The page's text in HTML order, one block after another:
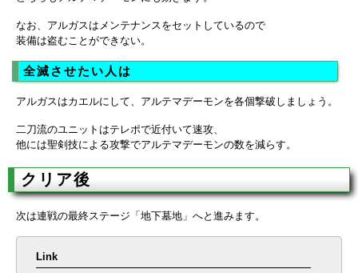
なお、アルガスはメンテナンスをセットしているので
装備は盗むことができない。
全滅させたい人は
アルガスはカエルにして、アルテマデーモンを各個撃破しましょう。
二刀流のユニットはテレポで近付いて速攻、
他には聖剣技による攻撃でアルテマデーモンの数を減らす。
クリア後
次は連戦の最終ステージ「地下墓地」へと進みます。
Link